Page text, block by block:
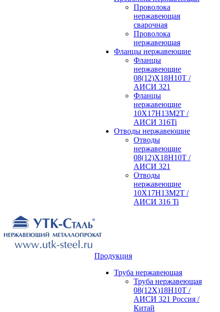
Проволока
нержавеющая
сварочная
Проволока
нержавеющая
Фланцы нержавеющие
Фланцы
нержавеющие
08(12)Х18Н10Т /
АИСИ 321
Фланцы
нержавеющие
10Х17Н13М2Т /
АИСИ 316Ti
Отводы нержавеющие
Отводы
нержавеющие
08(12)Х18Н10Т /
АИСИ 321
Отводы
нержавеющие
10Х17Н13М2Т /
АИСИ 316 Ti
Продукция
Труба нержавеющая
Труба нержавеющая
08(12Х)18Н10Т /
АИСИ 321 Россия /
Китай